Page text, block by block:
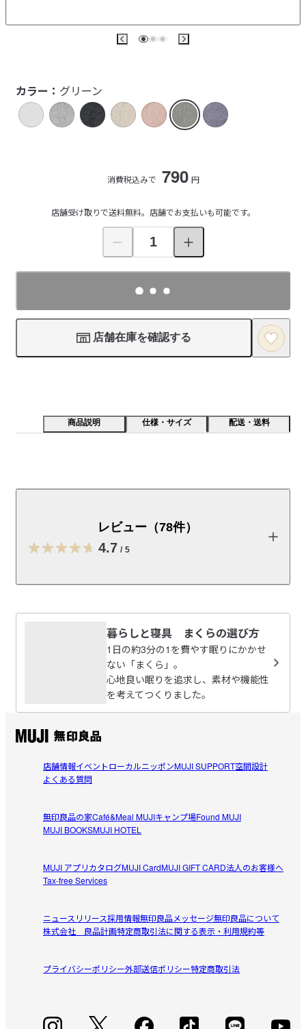
カラー： グリーン
消費税込みで 790 円
店舗受け取りで送料無料。店舗でお支払いも可能です。
店舗在庫を確認する
商品説明 仕様・サイズ 配送・送料
れ口を内側に折り込む)
ンまでの4サイズ、まくらカバーは43×63cm用と50×70cm用の2
こちらです。
お使いいただく初めから自然な風合いや、やわらかな肌触りを
楽しめるように「洗い加工」を施しています。
薄手で乾きやすくさらっとした生地感が特徴です。
【お手入れ】
洗濯の際は目に見える埃やゴミを取り除き、ネットに入れて洗
濯をしてください。
※仕様につきましては、寝装カバー(掛ふとんカバー、ボックス
受取手段店舗受け取り可・コンビニ受け取り可
レビュー（78件）
4.7 / 5
元々グレーを愛用していましたが、ニキビの薬で部分的に
漂白されてしまい色むらが目立ってしまうので白に変更し
りが良いので何年も愛用してます。
参考になった（0人）
2026/08/07
子供部屋にネイビーを購入しました。ネイビーと言うよ
た。
肌触りも良く、子供もお気に入り。
れみゅえら
2026/08/04
洗いざらし感が良い！
で、
すべてのレビューを見る 閉じる
暮らしと寝具 まくらの選び方
1日の約3分の1を費やす眠りにかかせ
ない「まくら」。
心地良い眠りを追求し、素材や機能性
を考えてつくりました。
店舗情報イベントローカルニッポンMUJI SUPPORT空間設計
よくある質問
無印良品の家Café&Meal MUJIキャンプ場Found MUJI
MUJI BOOKSMUJI HOTEL
MUJI アプリカタログMUJI CardMUJI GIFT CARD法人のお客様へ
Tax-free Services
ニュースリリース採用情報無印良品メッセージ無印良品について
株式会社 良品計画特定商取引法に関する表示・利用規約等
プライバシーポリシー外部送信ポリシー特定商取引法